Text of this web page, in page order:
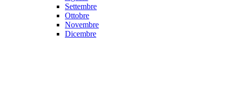
Settembre
Ottobre
Novembre
Dicembre